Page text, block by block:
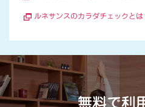
ルネサンスのカラダチェックとは
無料で利